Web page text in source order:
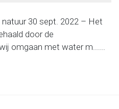
30 sept. 2022 – Het
door de
omgaan met water m......